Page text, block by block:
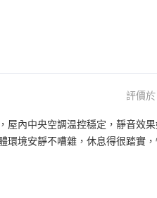
評價
屋內中央空調温控穩定，靜音效
境安靜不嘈雜，休息得很踏實